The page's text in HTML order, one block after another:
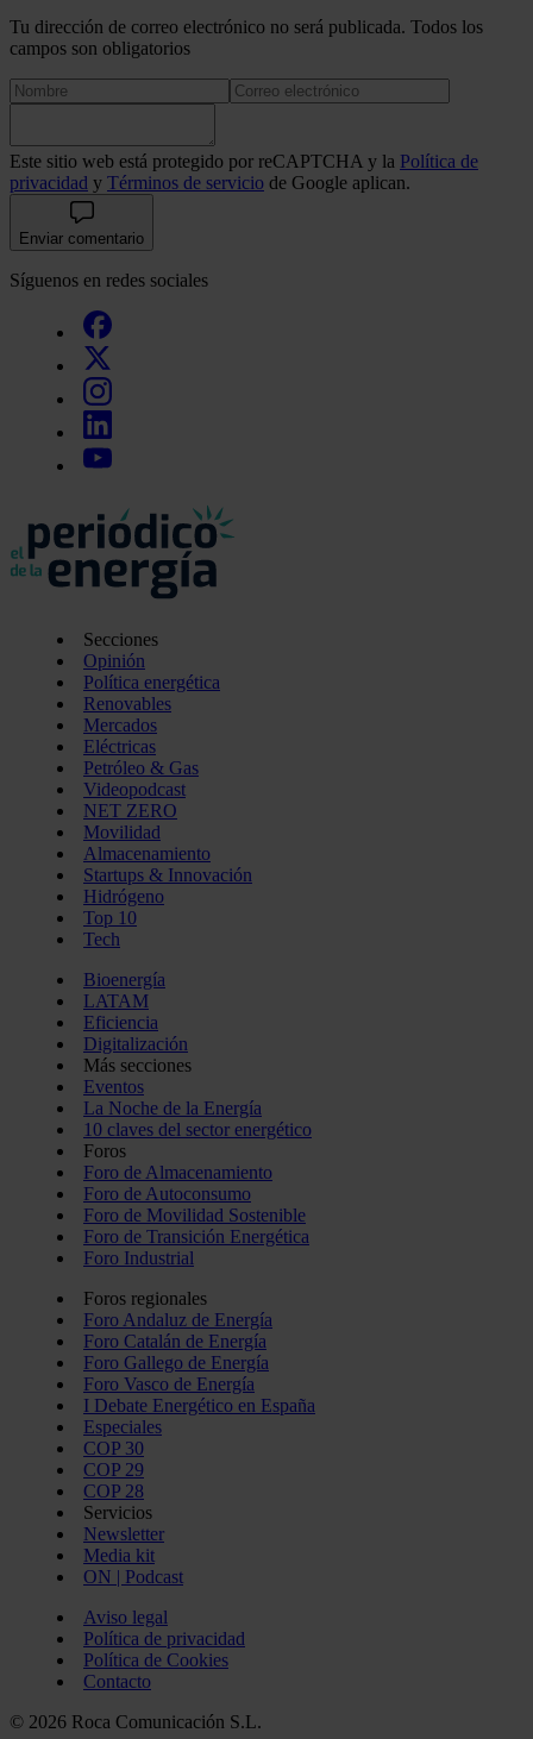
Tu dirección de correo electrónico no será publicada. Todos los
campos son obligatorios
Este sitio web está protegido por reCAPTCHA y la Política de
privacidad y Términos de servicio de Google aplican.
Enviar comentario
Síguenos en redes sociales
Secciones
Opinión
Política energética
Renovables
Mercados
Eléctricas
Petróleo & Gas
Videopodcast
NET ZERO
Movilidad
Almacenamiento
Startups & Innovación
Hidrógeno
Top 10
Tech
Bioenergía
LATAM
Eficiencia
Digitalización
Más secciones
Eventos
La Noche de la Energía
10 claves del sector energético
Foros
Foro de Almacenamiento
Foro de Autoconsumo
Foro de Movilidad Sostenible
Foro de Transición Energética
Foro Industrial
Foros regionales
Foro Andaluz de Energía
Foro Catalán de Energía
Foro Gallego de Energía
Foro Vasco de Energía
I Debate Energético en España
Especiales
COP 30
COP 29
COP 28
Servicios
Newsletter
Media kit
ON | Podcast
Aviso legal
Política de privacidad
Política de Cookies
Contacto
© 2026 Roca Comunicación S.L.